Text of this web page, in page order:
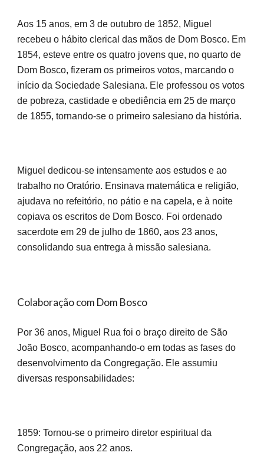
Aos 15 anos, em 3 de outubro de 1852, Miguel
recebeu o hábito clerical das mãos de Dom Bosco. Em
1854, esteve entre os quatro jovens que, no quarto de
Dom Bosco, fizeram os primeiros votos, marcando o
início da Sociedade Salesiana. Ele professou os votos
de pobreza, castidade e obediência em 25 de março
de 1855, tornando-se o primeiro salesiano da história.
Miguel dedicou-se intensamente aos estudos e ao
trabalho no Oratório. Ensinava matemática e religião,
ajudava no refeitório, no pátio e na capela, e à noite
copiava os escritos de Dom Bosco. Foi ordenado
sacerdote em 29 de julho de 1860, aos 23 anos,
consolidando sua entrega à missão salesiana.
Colaboração com Dom Bosco
Por 36 anos, Miguel Rua foi o braço direito de São
João Bosco, acompanhando-o em todas as fases do
desenvolvimento da Congregação. Ele assumiu
diversas responsabilidades:
1859: Tornou-se o primeiro diretor espiritual da
Congregação, aos 22 anos.